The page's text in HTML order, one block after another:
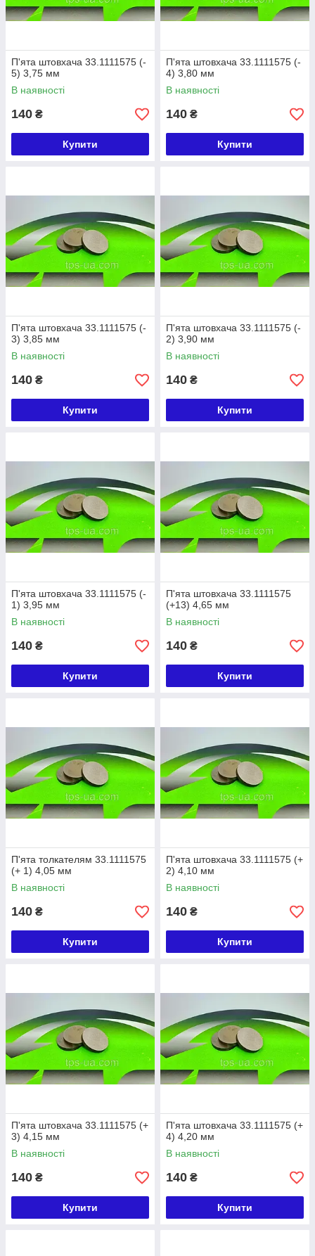
П'ята штовхача 33.1111575 (-
5) 3,75 мм
В наявності
140 ₴
Купити
П'ята штовхача 33.1111575 (-
4) 3,80 мм
В наявності
140 ₴
Купити
П'ята штовхача 33.1111575 (-
3) 3,85 мм
В наявності
140 ₴
Купити
П'ята штовхача 33.1111575 (-
2) 3,90 мм
В наявності
140 ₴
Купити
П'ята штовхача 33.1111575 (-
1) 3,95 мм
В наявності
140 ₴
Купити
П'ята штовхача 33.1111575
(+13) 4,65 мм
В наявності
140 ₴
Купити
П'ята толкателям 33.1111575
(+ 1) 4,05 мм
В наявності
140 ₴
Купити
П'ята штовхача 33.1111575 (+
2) 4,10 мм
В наявності
140 ₴
Купити
П'ята штовхача 33.1111575 (+
3) 4,15 мм
В наявності
140 ₴
Купити
П'ята штовхача 33.1111575 (+
4) 4,20 мм
В наявності
140 ₴
Купити